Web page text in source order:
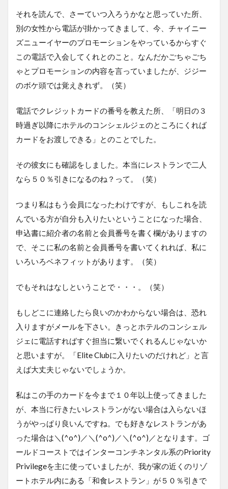
それを読んで、さーていつ入ろうかなと思っていた所、
別の女性から電話が掛かってきまして、今、チャイニー
ズニューイヤーのプロモーションをやっているからすぐ
この電話で入会してくれとのこと。なんだかごちゃごち
ゃとプロモーションの内容を言っていましたが、ジジー
のボケ頭では覚えきれず。（笑）
電話でクレジットカードの番号を教えた所、「明日の３
時過ぎ以降にホテルのコンシェルジェのところにくれば
カードをお渡しできる」とのことでした。
その彼女にも確認をしました。本当にレストランで二人
なら５０％引きになるのね？って。（笑）
つまり私はもう会員になったわけですが、もしこれを読
んでいる方が自分も入りたいということになった場合、
申込書に紹介者の名前と会員番号を書く欄がありますの
で、そこに私の名前と会員番号を書いてくれれば、私に
いろいろベネフィットがあります。（笑）
でもそれはなしということで・・・。（笑）
もしどこに連絡したら良いのかわからない場合は、恐れ
入りますがメールを下さい。きっとホテルのコンシェル
ジェに電話すればすぐ担当に繋いでくれるんじゃないか
と思いますが。「Elite Clubに入りたいのだけれど」と言
えば大丈夫じゃないでしょうか。
私はこの手のカードを今まで１０年以上使ってきました
が、本当に行きたいレストランがない場合は入らないほ
うがやっぱり良いんですね。でも好きなレストランがあ
った場合は＼(^o^)／＼(^o^)／＼(^o^)／となります。ゴ
ールドコーストではインターコンチネンタル系のPriority
Privilegeを主に使っていましたが、我が家の近くのリゾ
ートホテル内にある「和食レストラン」が５０％引きで